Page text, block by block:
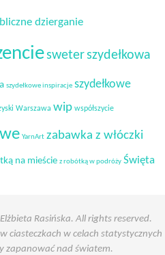
dzierganie
sweterszydełkowa
szydełkowe inspiracje szydełkowe
Warszawa wip współszycie
YarnArt zabawka z włóczki
na mieście z robótką w podróży Święta
Rasińska. All rights reserved.
ciasteczkach w celach statystycznych
zapanować nad światem.